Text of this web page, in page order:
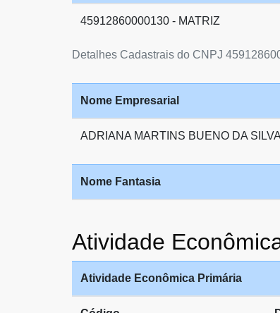
Detalhes Cadastrais do CNPJ
45912860000130 - MATRIZ
Nome Empresarial
ADRIANA MARTINS BUENO DA
Nome Fantasia
Atividade
Atividade Econômica Primária